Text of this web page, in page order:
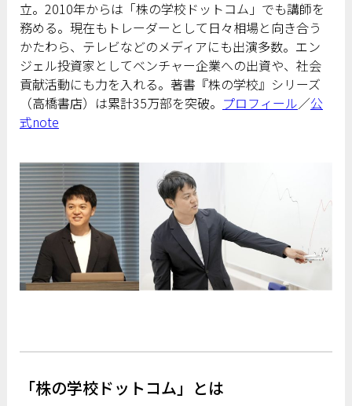
立。2010年からは「株の学校ドットコム」でも講師を
務める。現在もトレーダーとして日々相場と向き合う
かたわら、テレビなどのメディアにも出演多数。エン
ジェル投資家としてベンチャー企業への出資や、社会
貢献活動にも力を入れる。著書『株の学校』シリーズ
（高橋書店）は累計35万部を突破。 プロフィール／公
式note
「株の学校ドットコム」とは